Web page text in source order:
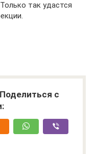
так удастся
с